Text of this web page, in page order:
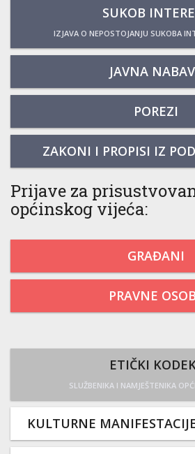
SUKOB
IZJAVA O NEPOSTOJANJU SUKOBA
JAVNA
POREZI
ZAKONI I PROPISI IZ
Prijave za
općinskog vijeća:
GRAĐANI
PRAVNE
ETIČKI
SLUŽBENIKA I NAMJEŠTENIKA
KULTURNE